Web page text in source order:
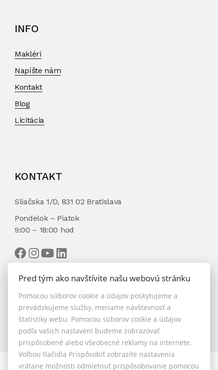
INFO
Makléri
Napíšte nám
Kontakt
Blog
Licitácia
KONTAKT
Sliačska 1/D, 831 02 Bratislava
Pondelok – Piatok
9:00 – 18:00 hod
VYBRAŤ MAKLÉRA
Pred tým ako navštívite našu webovú stránku
Pomocou súborov cookie a údajov poskytujeme a
prevádzkujeme služby, meriame návštevnosť a
štatistiky webu. Pomocou súborov cookie a údajov
podľa vašich nastavení budeme zobrazovať
prispôsobené alebo všeobecné reklamy na internete.
Voľbou tlačidla Prispôsobiť zobrazíte nastavenia
vrátane možnosti odmietnuť prispôsobovanie pomocou